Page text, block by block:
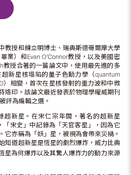
教授和練立明博士、瑞典斯德哥爾摩大學
業）和Evan O’Connor教授，以及美國密
教授合著的一篇論文中，使用最先進的多
新星核塌陷的量子色動力學（quantum
）相變，首次在星核發射的重力波和中微
烙印。該論文最近發表於物理學權威期刊
評為編輯之選。
超新星。在宋仁宗年間，著名的超新星
「宋史」中記錄為「天官客星」，因為它
它亦稱為「妖」星，被視為會帶來災禍。
知道超新星是恆星的劇烈爆炸，威力比典
星為何爆炸以及其驚人爆炸力的動力來源